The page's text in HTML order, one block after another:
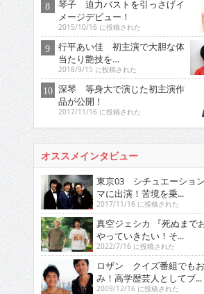
琴子 迫力バストを引っさげイ
メージデビュー！
2015/10/16 に投稿された
行平あい佳 初主演で大胆な体
当たり艶技を…
2018/9/15 に投稿された
深琴 等身大で演じた初主演作
品が公開！
2017/11/16 に投稿された
オススメインタビュー
東京03 シチュエーショ
マに出演！苦境を乗...
2017/11/16 に投稿された
真空ジェシカ 『死ぬまで
やっていきたい！そ...
2022/7/16 に投稿された
ロザン クイズ番組でも
み！高学歴芸人としてブ...
2009/12/16 に投稿された